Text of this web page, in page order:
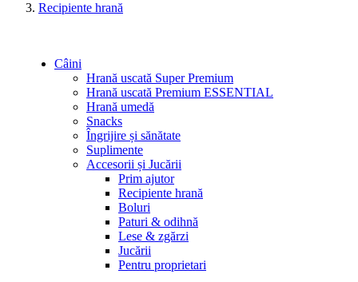
Recipiente hrană
Câini
Hrană uscată Super Premium
Hrană uscată Premium ESSENTIAL
Hrană umedă
Snacks
Îngrijire și sănătate
Suplimente
Accesorii și Jucării
Prim ajutor
Recipiente hrană
Boluri
Paturi & odihnă
Lese & zgărzi
Jucării
Pentru proprietari